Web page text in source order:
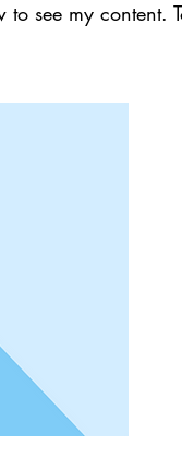
see my content.